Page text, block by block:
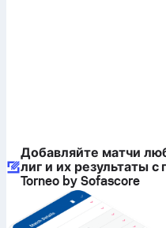
Добавляйте матчи
лиг и их результаты
Torneo by Sofascore